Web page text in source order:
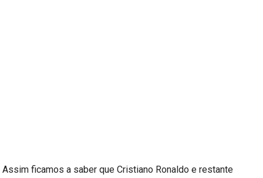
Assim ficamos a saber que Cristiano Ronaldo e restante